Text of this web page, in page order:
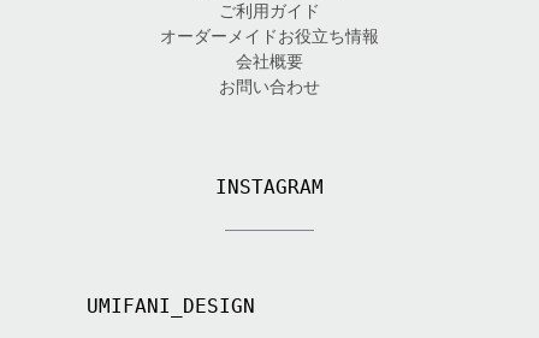
ご利用ガイド
オーダーメイドお役立ち情報
会社概要
お問い合わせ
INSTAGRAM
UMIFANI_DESIGN